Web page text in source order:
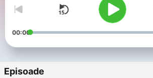
00:00
Episoade